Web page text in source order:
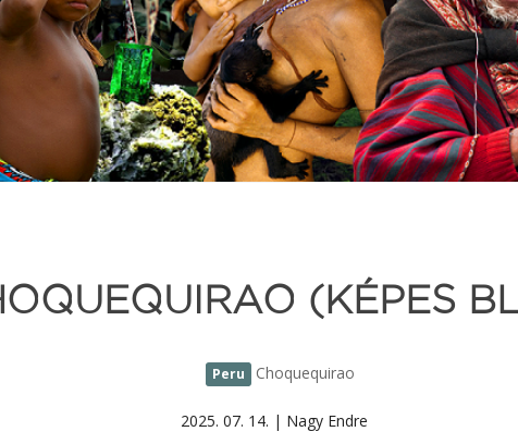
(KÉPES
Peru Choquequirao
2025. 07. 14. | Nagy Endre